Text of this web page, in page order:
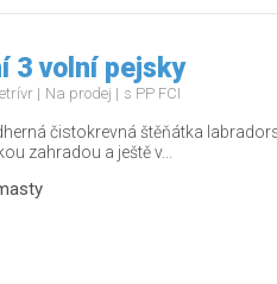
3 volní pejsky
Na prodej s PP FCI
čistokrevná štěňátka
zahradou a ještě v...